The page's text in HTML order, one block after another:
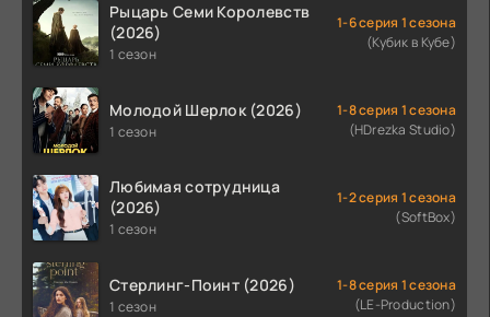
Рыцарь Семи Королевств
(2026)
1 сезон
1-6 серия 1 сезона
(Кубик в Кубе)
Молодой Шерлок (2026)
1 сезон
1-8 серия 1 сезона
(HDrezka Studio)
Любимая сотрудница
(2026)
1 сезон
1-2 серия 1 сезона
(SoftBox)
Стерлинг-Поинт (2026)
1 сезон
1-8 серия 1 сезона
(LE-Production)